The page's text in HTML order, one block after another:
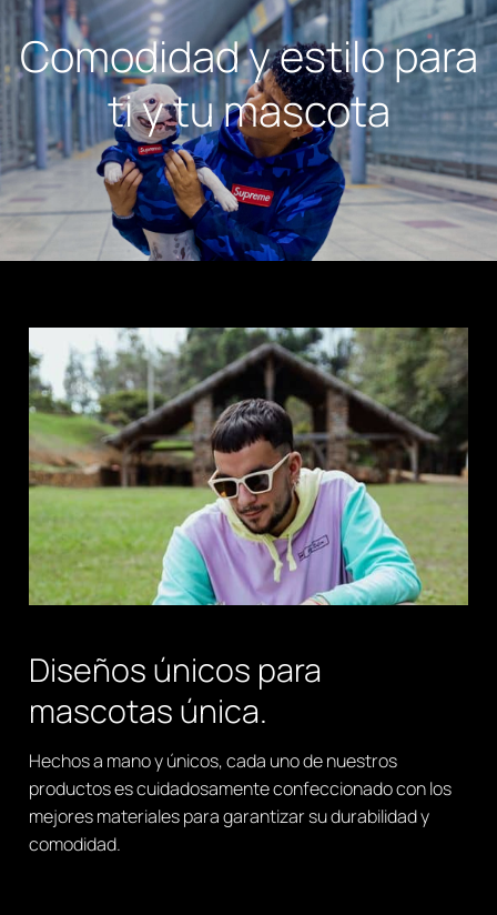
Comodidad y estilo para
ti y tu mascota
Diseños únicos para
mascotas única.
Hechos a mano y únicos, cada uno de nuestros
productos es cuidadosamente confeccionado con los
mejores materiales para garantizar su durabilidad y
comodidad.